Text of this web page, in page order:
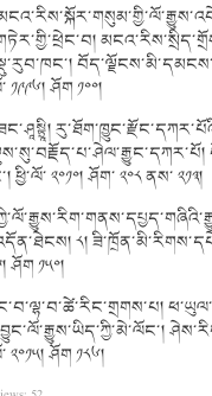
༡༩༩༦། ཤོག ༡༠༠།
ཕྱི་ལོ་ ༢༠༡༠། ཤོག་ ༢༠༨ ནས་ ༢༡༣།
༨།
ཤོག ༡༥༠།
༢༠༡༥། ཤོག ༡༨༦།